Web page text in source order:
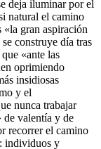
deja iluminar por el
natural el camino
«la gran aspiración
construye día tras
«ante las
oprimiendo
insidiosas
y el
nunca trabajar
de valentía y de
recorrer el camino
individuos y